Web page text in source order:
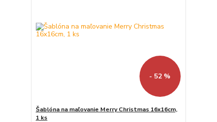
- 52 %
Šablóna na maľovanie Merry Christmas 16x16cm,
1 ks